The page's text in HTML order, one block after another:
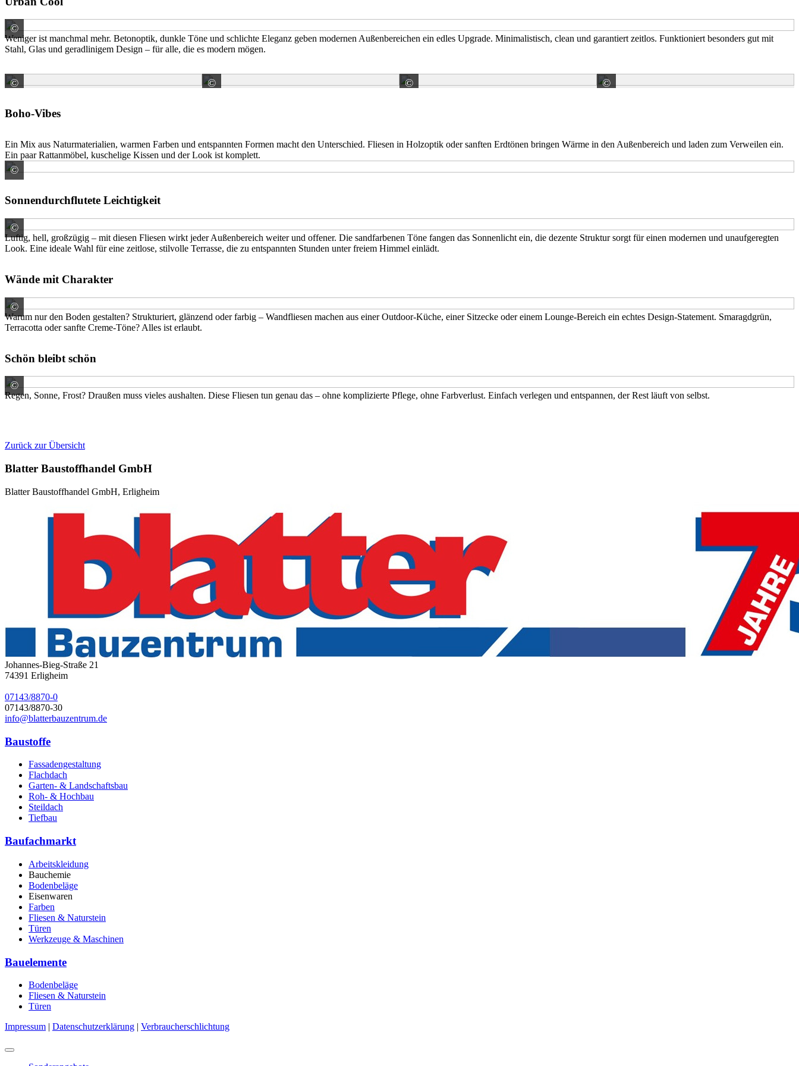
©
Stargres Sp. z o.o.
Weniger ist manchmal mehr. Betonoptik, dunkle Töne und schlichte Eleganz geben modernen Außenbereichen ein edles Upgrade. Minimalistisch, clean und garantiert zeitlos. Funktioniert besonders gut mit
Stahl, Glas und geradlinigem Design – für alle, die es modern mögen.
© Stargres Sp. z o.o. © Stargres Sp. z o.o. © Stargres Sp. z o.o. © Stargres Sp. z o.o.
Boho-Vibes
© Marazzi S.r.l. a socio unico Sede Legale
Ein Mix aus Naturmaterialien, warmen Farben und entspannten Formen macht den Unterschied. Fliesen in Holzoptik oder sanften Erdtönen bringen Wärme in den Außenbereich und laden zum Verweilen ein.
Ein paar Rattanmöbel, kuschelige Kissen und der Look ist komplett.
Sonnendurchflutete Leichtigkeit
©
V & B Fliesen GmbH
Luftig, hell, großzügig – mit diesen Fliesen wirkt jeder Außenbereich weiter und offener. Die sandfarbenen Töne fangen das Sonnenlicht ein, die dezente Struktur sorgt für einen modernen und unaufgeregten
Look. Eine ideale Wahl für eine zeitlose, stilvolle Terrasse, die zu entspannten Stunden unter freiem Himmel einlädt.
Wände mit Charakter
©
Marazzi S.r.l. a socio unico Sede Legale
Warum nur den Boden gestalten? Strukturiert, glänzend oder farbig – Wandfliesen machen aus einer Outdoor-Küche, einer Sitzecke oder einem Lounge-Bereich ein echtes Design-Statement. Smaragdgrün,
Terracotta oder sanfte Creme-Töne? Alles ist erlaubt.
Schön bleibt schön
©
RAK Ceramics CE GmbH
Regen, Sonne, Frost? Draußen muss vieles aushalten. Diese Fliesen tun genau das – ohne komplizierte Pflege, ohne Farbverlust. Einfach verlegen und entspannen, der Rest läuft von selbst.
Zurück zur Übersicht
Blatter Baustoffhandel GmbH
Blatter Baustoffhandel GmbH, Erligheim
Johannes-Bieg-Straße 21
74391 Erligheim
07143/8870-0
07143/8870-30
info@blatterbauzentrum.de
Baustoffe
Fassadengestaltung
Flachdach
Garten- & Landschaftsbau
Roh- & Hochbau
Steildach
Tiefbau
Baufachmarkt
Arbeitskleidung
Bauchemie
Bodenbeläge
Eisenwaren
Farben
Fliesen & Naturstein
Türen
Werkzeuge & Maschinen
Bauelemente
Bodenbeläge
Fliesen & Naturstein
Türen
Impressum | Datenschutzerklärung | Verbraucherschlichtung